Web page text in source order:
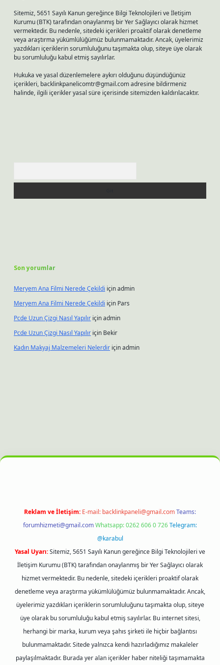
Sitemiz, 5651 Sayılı Kanun gereğince Bilgi Teknolojileri ve İletişim
Kurumu (BTK) tarafından onaylanmış bir Yer Sağlayıcı olarak hizmet
vermektedir. Bu nedenle, sitedeki içerikleri proaktif olarak denetleme
veya araştırma yükümlülüğümüz bulunmamaktadır. Ancak, üyelerimiz
yazdıkları içeriklerin sorumluluğunu taşımakta olup, siteye üye olarak
bu sorumluluğu kabul etmiş sayılırlar.
Hukuka ve yasal düzenlemelere aykırı olduğunu düşündüğünüz
içerikleri, backlinkpanelicomtr@gmail.comadresine bildirmeniz
halinde, ilgili içerikler yasal süre içerisinde sitemizden kaldırılacaktır.
Son yorumlar
Meryem Ana Filmi Nerede Çekildi içinadmin
Meryem Ana Filmi Nerede Çekildi için Pars
Pcde Uzun Çizgi Nasıl Yapılır içinadmin
Pcde Uzun Çizgi Nasıl Yapılır için Bekir
Kadın Makyaj Malzemeleri Nelerdir içinadmin
betexper.xyzhiltonbet güncel giriş
Reklam ve İletişim: E-mail: backlinkpaneli@gmail.comTeams:
forumhizmeti@gmail.comWhatsapp: 0262 606 0 726Telegram:
@karabul
Yasal Uyarı:Sitemiz, 5651 Sayılı Kanun gereğince Bilgi Teknolojileri ve
İletişim Kurumu (BTK) tarafından onaylanmış bir Yer Sağlayıcı olarak
hizmet vermektedir. Bu nedenle, sitedeki içerikleri proaktif olarak
denetleme veya araştırma yükümlülüğümüz bulunmamaktadır. Ancak,
üyelerimiz yazdıkları içeriklerin sorumluluğunu taşımakta olup, siteye
üye olarak bu sorumluluğu kabul etmiş sayılırlar. Bu internet sitesi,
herhangi bir marka, kurum veya şahıs şirketi ile hiçbir bağlantısı
bulunmamaktadır. Sitede yalnızca kendi hazırladığımız makaleler
paylaşılmaktadır. Burada yer alan içerikler haber niteliği taşımamakta